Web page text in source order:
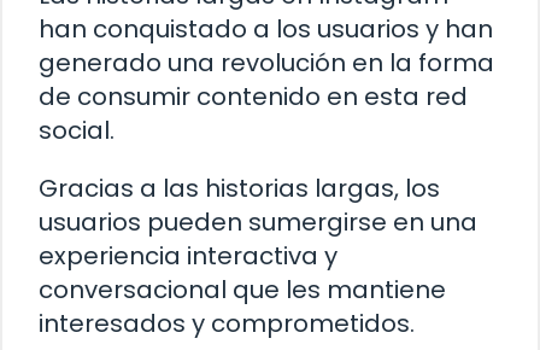
han conquistado a los usuarios y han
generado una revolución en la forma
de consumir contenido en esta red
social.
Gracias a las historias largas, los
usuarios pueden sumergirse en una
experiencia interactiva y
conversacional que les mantiene
interesados y comprometidos.